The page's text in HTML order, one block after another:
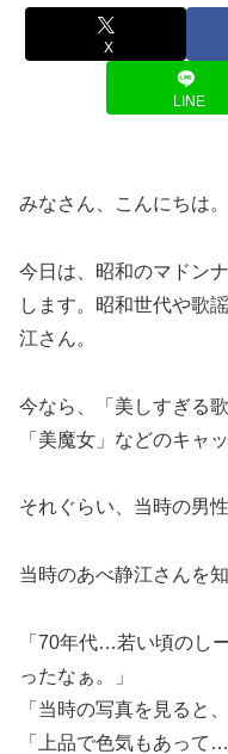
X
LINE
みなさん、こんにちは
今日は、昭和のマドン
します。昭和世代や歌
江さん。
今なら、「美しすぎる
「美魔女」などのキャ
それぐらい、当時の男
当時のあべ静江さんを知
「70年代…若い頃のし
ったなぁ。」
「当時の写真を見ると
「上品で色気もあって